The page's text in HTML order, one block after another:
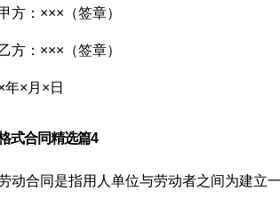
方：×××（签章）
方：×××（签章）
年×月×日
式合同精选篇4
动合同是指用人单位与劳动者之间为建立